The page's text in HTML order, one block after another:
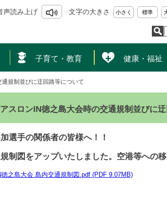
声読み上げ 文字の大きさ 小さく 標準
子育て・教育 健康・福祉
規制並びに迂回路等について
アスロンIN徳之島大会時の交通規制並びに
選手の関係者の皆様へ！！
制図をアップいたしました。空港等への
徳之島大会 島内交通規制図.pdf (PDF 9.07MB)